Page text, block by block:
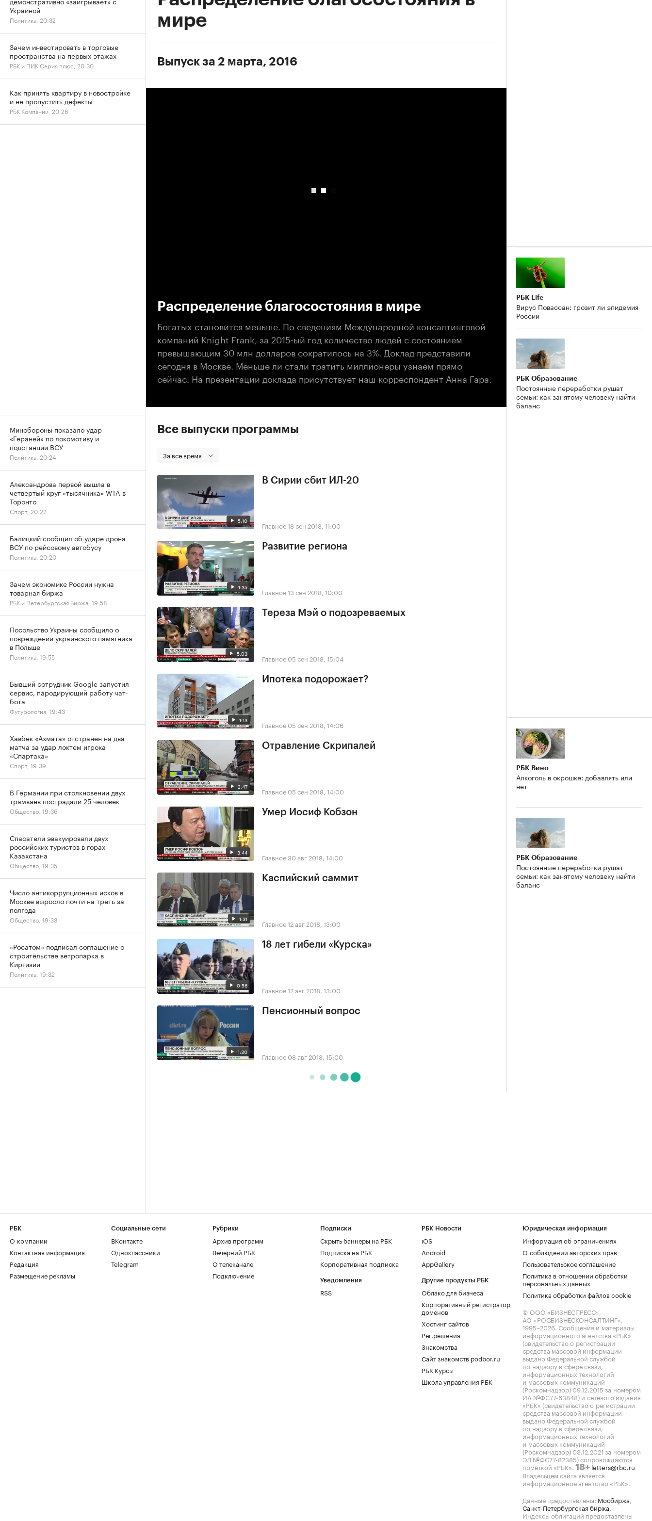
мире
Выпуск за 2 марта, 2016
Распределение благосостояния в мире
Богатых становится меньше. По сведениям Международной консалтинговой
компаний Knight Frank, за 2015-ый год количество людей с состоянием
превышающим 30 млн долларов сократилось на 3%. Доклад представили
сегодня в Москве. Меньше ли стали тратить миллионеры узнаем прямо
сейчас. На презентации доклада присутствует наш корреспондент Анна Гара.
Все выпуски программы
За все время
5:10
В Сирии сбит ИЛ-20
Главное18 сен 2018, 11:00
1:35
Развитие региона
Главное13 сен 2018, 10:00
5:03
Тереза Мэй о подозреваемых
Главное 05 сен 2018, 15:04
1:13
Ипотека подорожает?
Главное 05 сен 2018, 14:06
2:47
Отравление Скрипалей
Главное 05 сен 2018, 14:00
3:44
Умер Иосиф Кобзон
Главное30 авг 2018, 14:00
1:31
Каспийский саммит
Главное12 авг 2018, 13:00
0:56
18 лет гибели «Курска»
Главное12 авг 2018, 13:00
1:30
Пенсионный вопрос
Главное 08 авг 2018, 15:00
РБК Life
Вирус Повассан: грозит ли эпидемия
России
РБК Образование
Постоянные переработки рушат
семьи: как занятому человеку найти
баланс
РБК Вино
Алкоголь в окрошке: добавлять или
нет
РБК Образование
Постоянные переработки рушат
семьи: как занятому человеку найти
баланс
Украиной
Политика, 20:32
Зачем инвестировать в торговые
пространства на первых этажах
РБК и ПИК Серия плюс, 20:30
Как принять квартиру в новостройке
и не пропустить дефекты
РБК Компании, 20:26
Минобороны показало удар
«Гераней» по локомотиву и
подстанции ВСУ
Политика, 20:24
Александрова первой вышла в
четвертый круг «тысячника» WTA в
Торонто
Спорт, 20:22
Балицкий сообщил об ударе дрона
ВСУ по рейсовому автобусу
Политика, 20:20
Зачем экономике России нужна
товарная биржа
РБК и Петербургская Биржа, 19:58
Посольство Украины сообщило о
повреждении украинского памятника
в Польше
Политика, 19:55
Бывший сотрудник Google запустил
сервис, пародирующий работу чат-
бота
Футурология, 19:43
Хавбек «Ахмата» отстранен на два
матча за удар локтем игрока
«Спартака»
Спорт, 19:39
В Германии при столкновении двух
трамваев пострадали 25 человек
Общество, 19:36
Спасатели эвакуировали двух
российских туристов в горах
Казахстана
Общество, 19:35
Число антикоррупционных исков в
Москве выросло почти на треть за
полгода
Общество, 19:33
«Росатом» подписал соглашение о
строительстве ветропарка в
Киргизии
Политика, 19:32
РБК
О компании
Контактная информация
Редакция
Размещение рекламы
Социальные сети
ВКонтакте
Одноклассники
Telegram
Рубрики
Архив программ
Вечерний РБК
О телеканале
Подключение
Подписки
Скрыть баннеры на РБК
Подписка на РБК
Корпоративная подписка
Уведомления
RSS
РБК Новости
iOS
Android
AppGallery
Другие продукты РБК
Облако для бизнеса
Корпоративный регистратор
доменов
Хостинг сайтов
Рег.решения
Знакомства
Сайт знакомств podbor.ru
РБК Курсы
Школа управления РБК
Юридическая информация
Информация об ограничениях
О соблюдении авторских прав
Пользовательское соглашение
Политика в отношении обработки
персональных данных
Политика обработки файлов cookie
© ООО «БИЗНЕСПРЕСС»,
АО «РОСБИЗНЕСКОНСАЛТИНГ»,
1995–2026. Сообщения и материалы
информационного агентства «РБК»
(свидетельство о регистрации
средства массовой информации
выдано Федеральной службой
по надзору в сфере связи,
информационных технологий
и массовых коммуникаций
(Роскомнадзор) 09.12.2015 за номером
ИА №ФС77-63848) и сетевого издания
«РБК» (свидетельство о регистрации
средства массовой информации
выдано Федеральной службой
по надзору в сфере связи,
информационных технологий
и массовых коммуникаций
(Роскомнадзор) 03.12.2021 за номером
ЭЛ №ФС77-82385) сопровождаются
пометкой «РБК». 18+ letters@rbc.ru
Владельцем сайта является
информационное агентство «РБК».
Данные предоставлены: Мосбиржа,
Санкт-Петербургская биржа.
Индексы облигаций предоставлены